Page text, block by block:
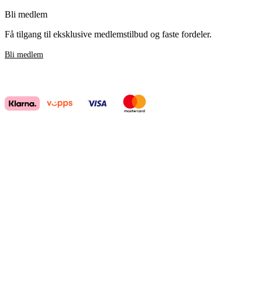
Bli medlem
Få tilgang til eksklusive medlemstilbud og faste fordeler.
Bli medlem